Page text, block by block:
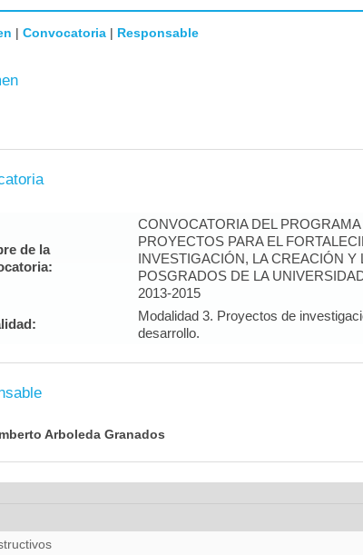
| Convocatoria | Responsable
de la
CONVOCATORIA DEL
PROYECTOS PARA EL
INVESTIGACIÓN, LA CREACIÓN Y
POSGRADOS DE LA
2013-2015
Modalidad 3. Proyectos de
desarrollo.
Arboleda Granados